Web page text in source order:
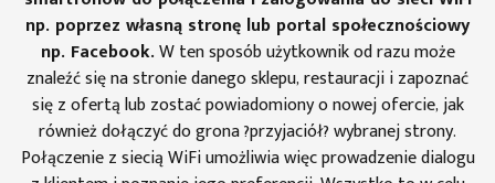
np. poprzez własną stronę lub portal społecznościowy
np. Facebook.W ten sposób użytkownik od razu może
znaleźć się na stronie danego sklepu, restauracji i zapoznać
się z ofertą lub zostać powiadomiony o nowej ofercie, jak
również dołączyć do grona ?przyjaciół? wybranej strony.
Połączenie z siecią WiFi umożliwia więc prowadzenie dialogu